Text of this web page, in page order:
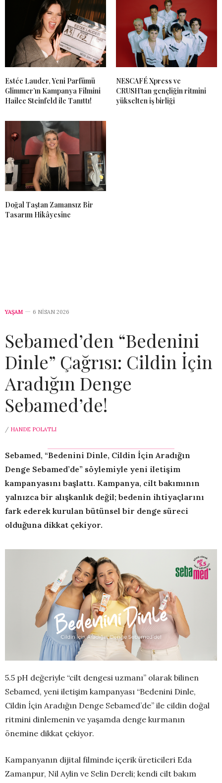
Estée Lauder, Yeni Parfümü
Glimmer’ın Kampanya Filmini
Hailee Steinfeld ile Tanıttı!
NESCAFÉ Xpress ve
CRUSH’tan gençliğin ritmini
yükselten iş birliği
Doğal Taştan Zamansız Bir
Tasarım Hikâyesine
YAŞAM 6 NISAN 2026
Sebamed’den “Bedenini
Dinle” Çağrısı: Cildin İçin
Aradığın Denge
Sebamed’de!
/ HANDE POLATLI
Sebamed, “Bedenini Dinle, Cildin İçin Aradığın
Denge Sebamed’de” söylemiyle yeni iletişim
kampanyasını başlattı. Kampanya, cilt bakımının
yalnızca bir alışkanlık değil; bedenin ihtiyaçlarını
fark ederek kurulan bütünsel bir denge süreci
olduğuna dikkat çekiyor.
5.5 pH değeriyle “cilt dengesi uzmanı” olarak bilinen
Sebamed, yeni iletişim kampanyası “Bedenini Dinle,
Cildin İçin Aradığın Denge Sebamed’de” ile cildin doğal
ritmini dinlemenin ve yaşamda denge kurmanın
önemine dikkat çekiyor.
Kampanyanın dijital filminde içerik üreticileri Eda
Zamanpur, Nil Aylin ve Selin Dereli; kendi cilt bakım